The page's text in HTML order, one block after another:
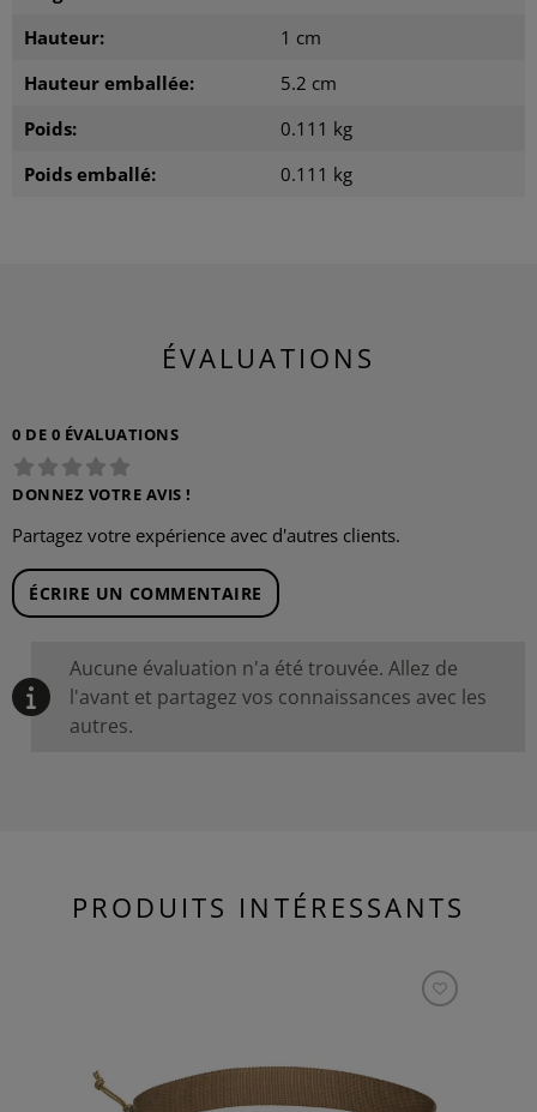
Hauteur:
1 cm
Hauteur emballée:
5.2 cm
Poids:
0.111 kg
Poids emballé:
0.111 kg
ÉVALUATIONS
0 DE 0 ÉVALUATIONS
DONNEZ VOTRE AVIS !
Partagez votre expérience avec d'autres clients.
ÉCRIRE UN COMMENTAIRE
Aucune évaluation n'a été trouvée. Allez de
l'avant et partagez vos connaissances avec les
autres.
PRODUITS INTÉRESSANTS